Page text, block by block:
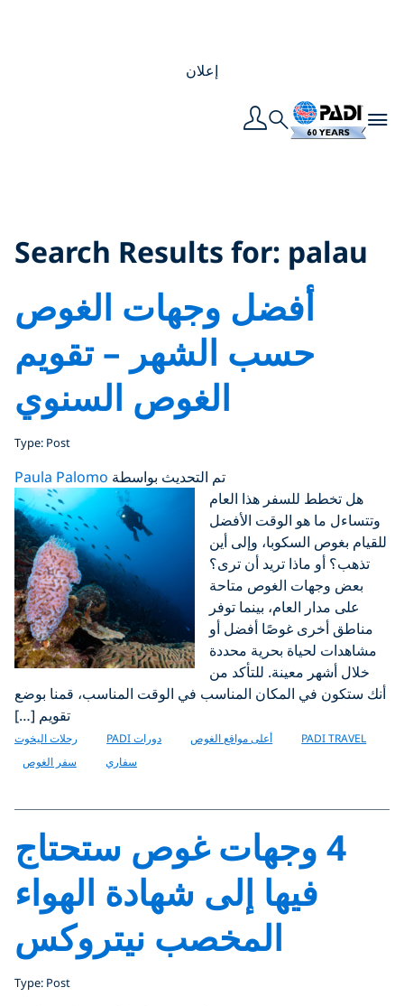
إعلان
Toggle navigation
Search
Search Results for: palau
أفضل وجهات الغوص
حسب الشهر – تقويم
الغوص السنوي
Type: Post
تم التحديث بواسطة Paula Palomo
هل تخطط للسفر هذا العام
وتتساءل ما هو الوقت الأفضل
للقيام بغوص السكوبا، وإلى أين
تذهب؟ أو ماذا تريد أن ترى؟
بعض وجهات الغوص متاحة
على مدار العام، بينما توفر
مناطق أخرى غوصًا أفضل أو
مشاهدات لحياة بحرية محددة
خلال أشهر معينة. للتأكد من
أنك ستكون في المكان المناسب في الوقت المناسب، قمنا بوضع
تقويم […]
PADI TRAVEL أعلى مواقع الغوص دورات PADI
رحلات اليخوت
سفاري
سفر الغوص
4 وجهات غوص ستحتاج
فيها إلى شهادة الهواء
المخصب نيتروكس
Type: Post